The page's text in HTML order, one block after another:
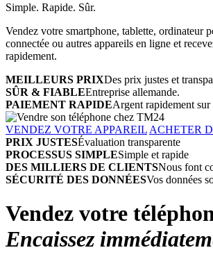
Simple. Rapide. Sûr.
Vendez votre smartphone, tablette, ordinateur
connectée ou autres appareils en ligne et
rapidement.
MEILLEURS PRIXDes prix justes et
SÛR & FIABLEEntreprise allemande.
PAIEMENT RAPIDEArgent rapidement
VENDEZ VOTRE APPAREIL ACHETER
PRIX JUSTESÉvaluation transparente
PROCESSUS SIMPLESimple et rapide
DES MILLIERS DE CLIENTSNous font
SÉCURITÉ DES DONNÉESVos données
Vendez votre
Encaissez